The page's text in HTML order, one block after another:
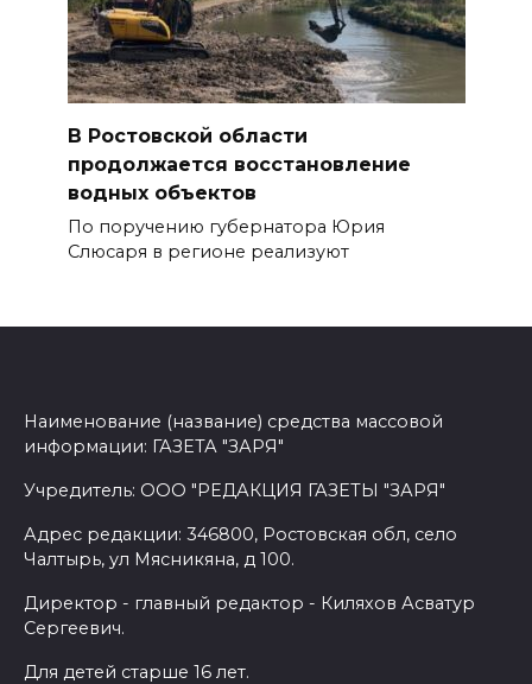
В Ростовской области
продолжается восстановление
водных объектов
По поручению губернатора Юрия
Слюсаря в регионе реализуют
Наименование (название) средства массовой
информации: ГАЗЕТА "ЗАРЯ"
Учредитель: ООО "РЕДАКЦИЯ ГАЗЕТЫ "ЗАРЯ"
Адрес редакции: 346800, Ростовская обл, село
Чалтырь, ул Мясникяна, д 100.
Директор - главный редактор - Киляхов Асватур
Сергеевич.
Для детей старше 16 лет.